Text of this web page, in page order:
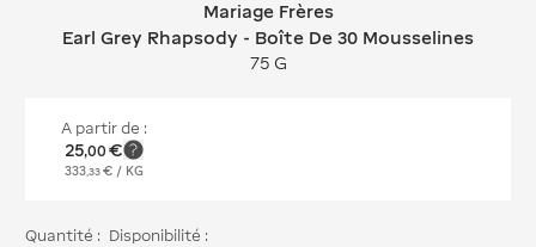
Mariage Frères Earl Grey Rhapsody
Mariage Frères
Earl Grey Rhapsody - Boîte De 30 Mousselines
75 G
A partir de :
25,00 €
333,33 € / KG
Quantité : Disponibilité :